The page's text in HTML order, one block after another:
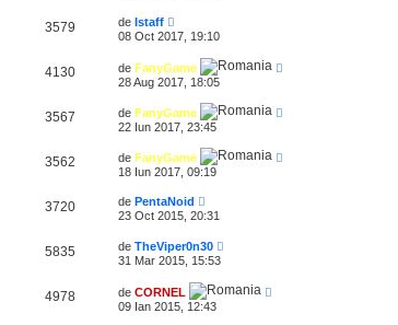
3579 de Istaff
08 Oct 2017, 19:10
4130 de FanyGame
28 Aug 2017, 18:05
3567 de FanyGame
22 Iun 2017, 23:45
3562 de FanyGame
18 Iun 2017, 09:19
3720 de PentaNoid
23 Oct 2015, 20:31
5835 de TheViper0n30
31 Mar 2015, 15:53
4978 de CORNEL
09 Ian 2015, 12:43